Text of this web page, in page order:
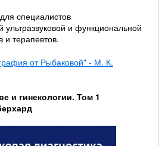
специалистов
и функциональной
и терапевтов.
от Рыбаковой" - М. К.
и гинекологии. Том 1